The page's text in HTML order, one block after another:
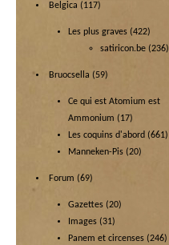
Belgica (117)
Les plus graves (422)
satiricon.be (236)
Bruocsella (59)
Ce qui est Atomium est
Ammonium (17)
Les coquins d'abord (661)
Manneken-Pis (20)
Forum (69)
Gazettes (20)
Images (31)
Panem et circenses (246)